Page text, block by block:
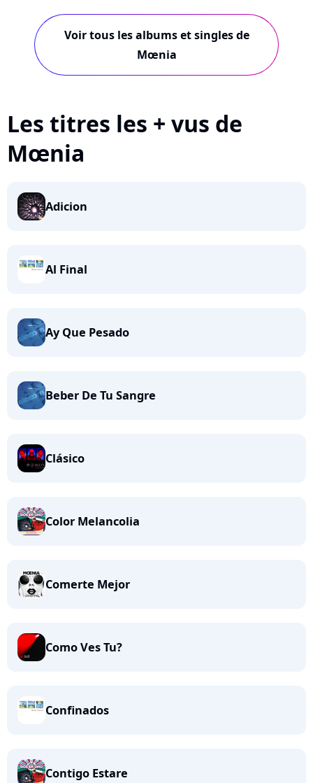
Voir tous les albums et singles de
Mœnia
Les titres les + vus de
Mœnia
Adicion
Al Final
Ay Que Pesado
Beber De Tu Sangre
Clásico
Color Melancolia
Comerte Mejor
Como Ves Tu?
Confinados
Contigo Estare